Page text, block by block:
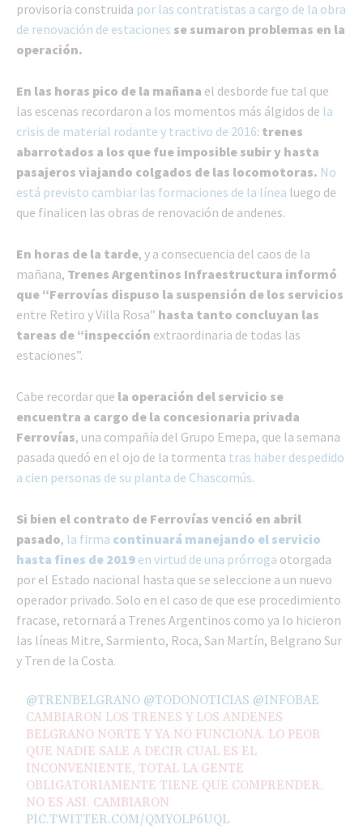
provisoria construida por las contratistas a cargo de la obra
de renovación de estaciones se sumaron problemas en la
operación.
En las horas pico de la mañana el desborde fue tal que
las escenas recordaron a los momentos más álgidos de la
crisis de material rodante y tractivo de 2016: trenes
abarrotados a los que fue imposible subir y hasta
pasajeros viajando colgados de las locomotoras. No
está previsto cambiar las formaciones de la línea luego de
que finalicen las obras de renovación de andenes.
En horas de la tarde, y a consecuencia del caos de la
mañana, Trenes Argentinos Infraestructura informó
que “Ferrovías dispuso la suspensión de los servicios
entre Retiro y Villa Rosa” hasta tanto concluyan las
tareas de “inspección extraordinaria de todas las
estaciones”.
Cabe recordar que la operación del servicio se
encuentra a cargo de la concesionaria privada
Ferrovías, una compañía del Grupo Emepa, que la semana
pasada quedó en el ojo de la tormenta tras haber despedido
a cien personas de su planta de Chascomús.
Si bien el contrato de Ferrovías venció en abril
pasado, la firma continuará manejando el servicio
hasta fines de 2019 en virtud de una prórroga otorgada
por el Estado nacional hasta que se seleccione a un nuevo
operador privado. Solo en el caso de que ese procedimiento
fracase, retornará a Trenes Argentinos como ya lo hicieron
las líneas Mitre, Sarmiento, Roca, San Martín, Belgrano Sur
y Tren de la Costa.
@TRENBELGRANO @TODONOTICIAS @INFOBAE
CAMBIARON LOS TRENES Y LOS ANDENES
BELGRANO NORTE Y YA NO FUNCIONA. LO PEOR
QUE NADIE SALE A DECIR CUAL ES EL
INCONVENIENTE, TOTAL LA GENTE
OBLIGATORIAMENTE TIENE QUE COMPRENDER.
NO ES ASI. CAMBIARON
PIC.TWITTER.COM/QMYOLP6UQL